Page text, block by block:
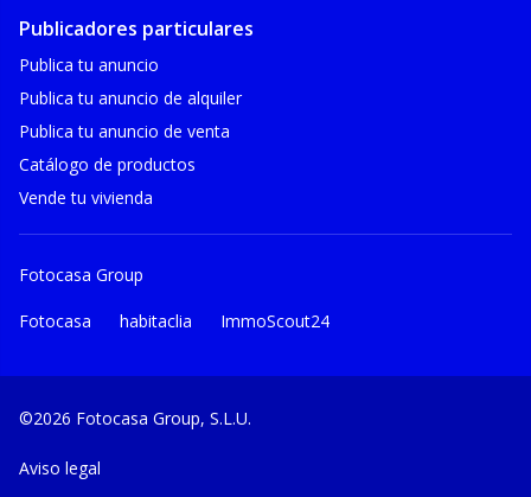
Publicadores particulares
Publica tu anuncio
Publica tu anuncio de alquiler
Publica tu anuncio de venta
Catálogo de productos
Vende tu vivienda
Fotocasa Group
Fotocasa habitaclia ImmoScout24
©2026 Fotocasa Group, S.L.U.
Aviso legal